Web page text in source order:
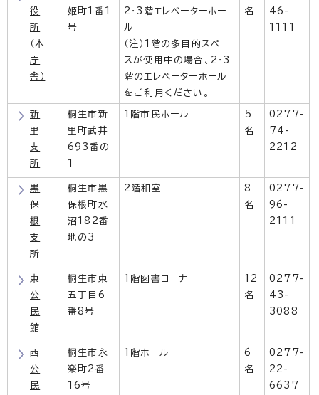
役
所
（本
庁
舎）
姫町1番1
号
2・3階エレベーターホー
ル
（注）1階の多目的スペー
スが使用中の場合、2・3
階のエレベーターホール
をご利用ください。
名
46-
1111
新
里
支
所
桐生市新
里町武井
693番の
1
1階市民ホール
5
名
0277-
74-
2212
黒
保
根
支
所
桐生市黒
保根町水
沼182番
地の3
2階和室
8
名
0277-
96-
2111
東
公
民
館
桐生市東
五丁目6
番8号
1階図書コーナー
12
名
0277-
43-
3088
西
公
民
桐生市永
楽町2番
16号
1階ホール
6
名
0277-
22-
6637